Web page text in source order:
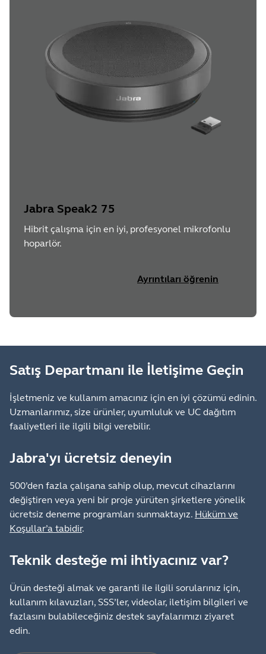
Jabra Speak2 75
Hibrit çalışma için en iyi, profesyonel mikrofonlu
hoparlör.
Ayrıntıları öğrenin
Satış Departmanı ile İletişime Geçin
İşletmeniz ve kullanım amacınız için en iyi çözümü edinin.
Uzmanlarımız, size ürünler, uyumluluk ve UC dağıtım
faaliyetleri ile ilgili bilgi verebilir.
Jabra'yı ücretsiz deneyin
500’den fazla çalışana sahip olup, mevcut cihazlarını
değiştiren veya yeni bir proje yürüten şirketlere yönelik
ücretsiz deneme programları sunmaktayız. Hüküm ve
Koşullar’a tabidir.
Teknik desteğe mi ihtiyacınız var?
Ürün desteği almak ve garanti ile ilgili sorularınız için,
kullanım kılavuzları, SSS’ler, videolar, iletişim bilgileri ve
fazlasını bulabileceğiniz destek sayfalarımızı ziyaret
edin.